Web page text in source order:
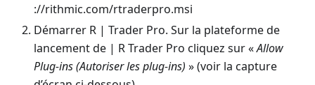
://rithmic.com/rtraderpro.msi
Démarrer R | Trader Pro. Sur la plateforme de
lancement de | R Trader Pro cliquez sur «Allow
Plug-ins (Autoriser les plug-ins) » (voir la capture